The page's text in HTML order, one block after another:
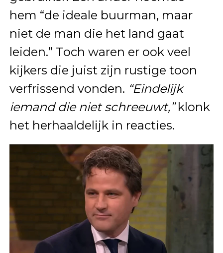
hem “de ideale buurman, maar
niet de man die het land gaat
leiden.” Toch waren er ook veel
kijkers die juist zijn rustige toon
verfrissend vonden. “Eindelijk
iemand die niet schreeuwt,”klonk
het herhaaldelijk in reacties.